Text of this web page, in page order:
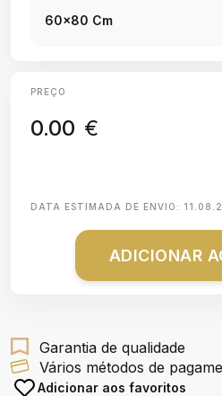
60x80 Cm
PREÇO
0.00 €
DATA ESTIMADA DE ENVIO:
ADICIONAR
Garantia de qualidade
Vários métodos de
Adicionar aos favoritos